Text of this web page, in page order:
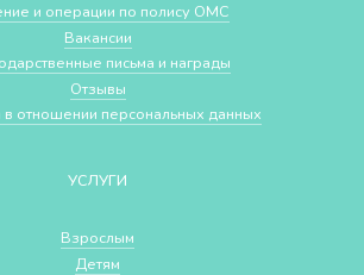
и операции по полису ОМС
Вакансии
письма и награды
Отзывы
в отношении персональных данных
УСЛУГИ
Взрослым
Детям